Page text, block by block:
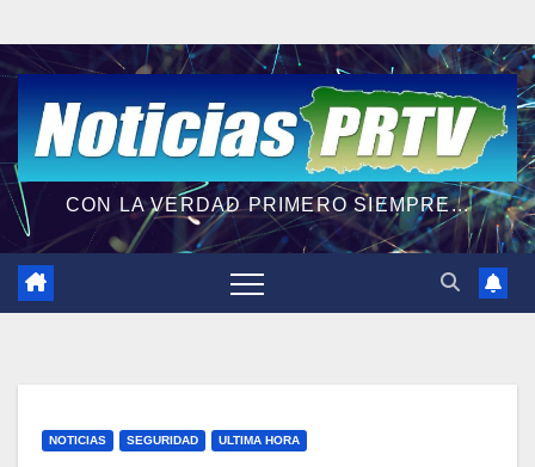
CON LA VERDAD PRIMERO SIEMPRE...
NOTICIAS SEGURIDAD ULTIMA HORA